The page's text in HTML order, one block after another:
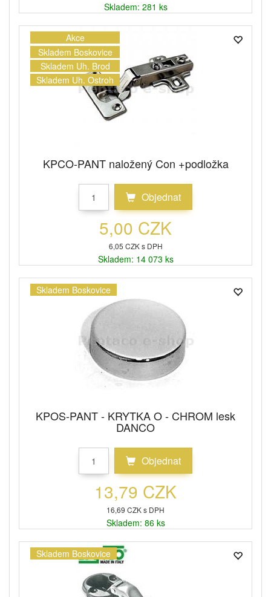
Skladem: 281 ks
Akce
Skladem Boskovice
Skladem Uh. Brod
Skladem Uh. Ostroh
KPCO-PANT naložený Con +podložka
Objednat
5,00 CZK
6,05 CZK s DPH
Skladem: 14 073 ks
Skladem Boskovice
KPOS-PANT - KRYTKA O - CHROM lesk
DANCO
Objednat
13,79 CZK
16,69 CZK s DPH
Skladem: 86 ks
Skladem Boskovice